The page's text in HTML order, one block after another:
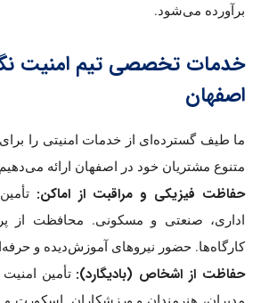
برآورده می‌شود.
خدمات تخصصی تیم امنیت
اصفهان
ما طیف گسترده‌ای از خدمات امنیتی را
متنوع مشتریان خود در اصفهان ارائه
حفاظت فیزیکی و مراقبت از اماکن:
اداری، صنعتی و مسکونی. محافظت از
کارگاه‌ها. حضور نیروهای آموزش‌دیده و
حفاظت از اشخاص (بادیگارد): تأمین